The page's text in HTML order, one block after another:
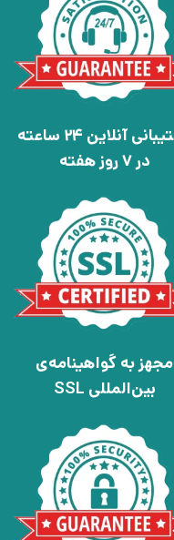
پشتیبانی آنلاین 24 ساعته
در 7 روز هفته
مجهز به گواهینامه‌ی
بین‌المللی SSL